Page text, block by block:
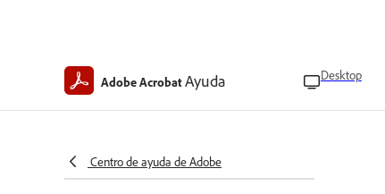
Adobe AcrobatAyuda Desktop
Centro de ayuda de Adobe
Editar y organizar archivos PDF
Eliminar páginas en PDFs